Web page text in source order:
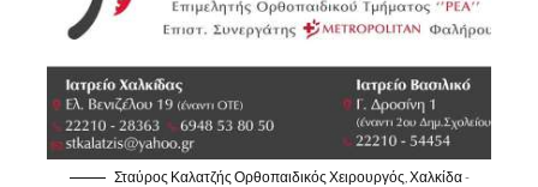
Σταύρος Καλατζής Ορθοπαιδικός Χειρουργός, Χαλκίδα -